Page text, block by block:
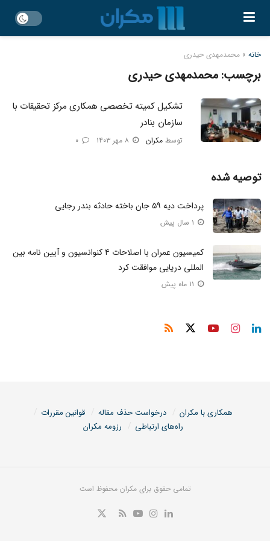
خانه » محمدمهدی حیدری
برچسب:محمدمهدی حیدری
تشکیل کمیته تخصصی همکاری مرکز تحقیقات با
سازمان بنادر
توسط مکران
توصیه شده
پرداخت دیه ۵۹ جان‌ باخته حادثه بندر رجایی
کمیسیون عمران با اصلاحات ۴ کنوانسیون و آیین نامه بین
المللی دریایی موافقت کرد
همکاری با مکران درخواست حذف مقاله
قوانین مقررات
راه‌های ارتباطی
رزومه مکران
تمامی حقوق برای مکران محفوظ است